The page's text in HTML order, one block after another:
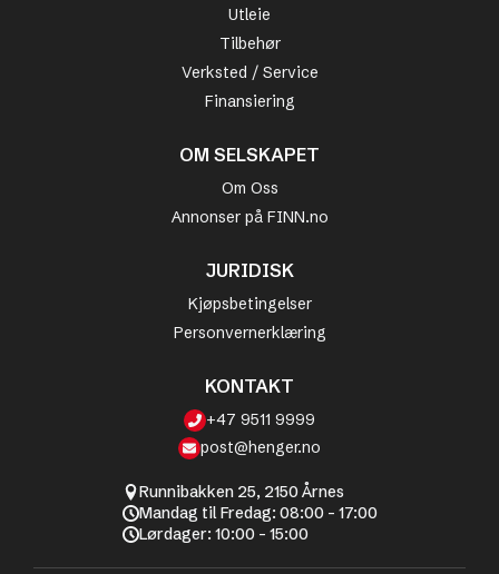
Utleie
Tilbehør
Verksted / Service
Finansiering
OM SELSKAPET
Om Oss
Annonser på FINN.no
JURIDISK
Kjøpsbetingelser
Personvernerklæring
KONTAKT
+47 9511 9999
post@henger.no
Runnibakken 25, 2150 Årnes
Mandag til Fredag: 08:00 - 17:00
Lørdager: 10:00 - 15:00